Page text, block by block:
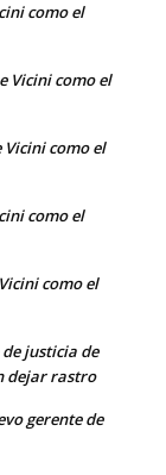
como el
Vicini como el
Vicini como el
como el
como el
justicia de
dejar rastro
gerente de